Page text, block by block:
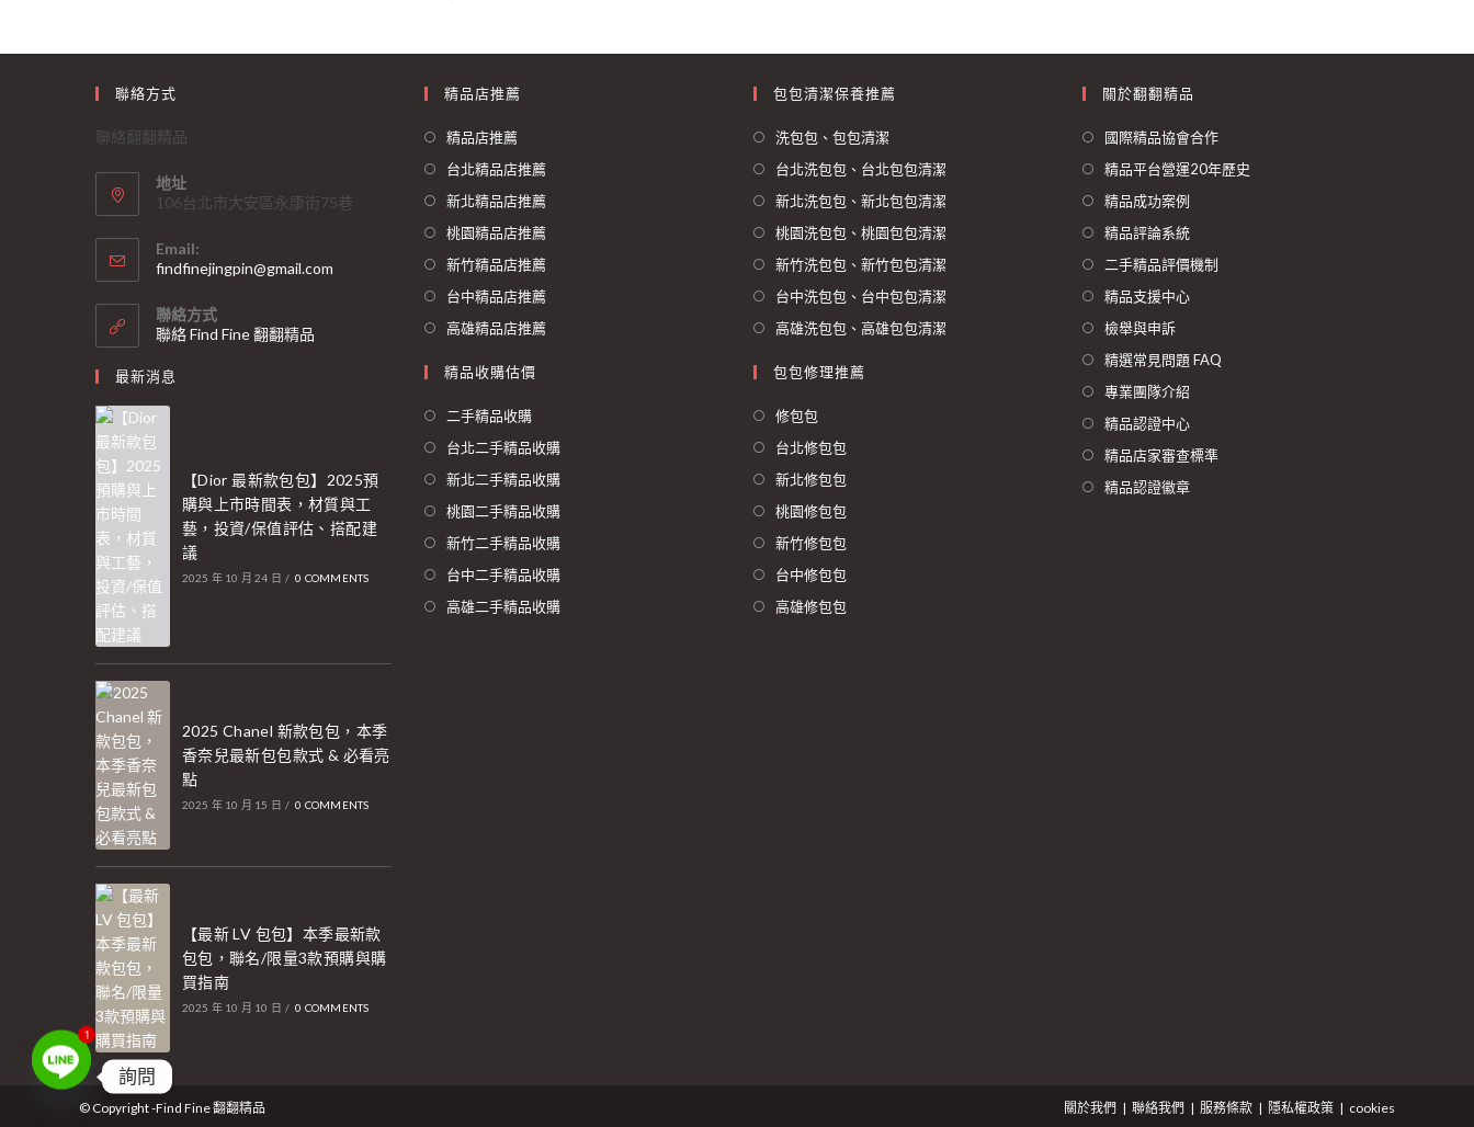
聯絡方式
聯絡翻翻精品
地址
106台北市大安區永康街75巷
Email:
findfinejingpin@gmail.com
聯絡方式
聯絡 Find Fine 翻翻精品
最新消息
【Dior 最新款包包】2025預
購與上市時間表，材質與工
藝，投資/保值評估、搭配建
議
2025 年 10 月 24 日 / 0 COMMENTS
2025 Chanel 新款包包，本季
香奈兒最新包包款式 & 必看亮
點
2025 年 10 月 15 日 / 0 COMMENTS
【最新 LV 包包】本季最新款
包包，聯名/限量3款預購與購
買指南
2025 年 10 月 10 日 / 0 COMMENTS
精品店推薦
精品店推薦
台北精品店推薦
新北精品店推薦
桃園精品店推薦
新竹精品店推薦
台中精品店推薦
高雄精品店推薦
精品收購估價
二手精品收購
台北二手精品收購
新北二手精品收購
桃園二手精品收購
新竹二手精品收購
台中二手精品收購
高雄二手精品收購
包包清潔保養推薦
洗包包、包包清潔
台北洗包包、台北包包清潔
新北洗包包、新北包包清潔
桃園洗包包、桃園包包清潔
新竹洗包包、新竹包包清潔
台中洗包包、台中包包清潔
高雄洗包包、高雄包包清潔
包包修理推薦
修包包
台北修包包
新北修包包
桃園修包包
新竹修包包
台中修包包
高雄修包包
關於翻翻精品
國際精品協會合作
精品平台營運20年歷史
精品成功案例
精品評論系統
二手精品評價機制
精品支援中心
檢舉與申訴
精選常見問題 FAQ
專業團隊介紹
精品認證中心
精品店家審查標準
精品認證徽章
關於我們 聯絡我們 服務條款 隱私權政策 cookies
© Copyright -Find Fine 翻翻精品
1
詢問